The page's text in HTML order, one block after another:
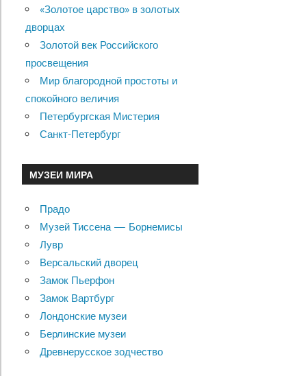
«Золотое царство» в золотых
дворцах
Золотой век Российского
просвещения
Мир благородной простоты и
спокойного величия
Петербургская Мистерия
Санкт-Петербург
МУЗЕИ МИРА
Прадо
Музей Тиссена — Борнемисы
Лувр
Версальский дворец
Замок Пьерфон
Замок Вартбург
Лондонские музеи
Берлинские музеи
Древнерусское зодчество